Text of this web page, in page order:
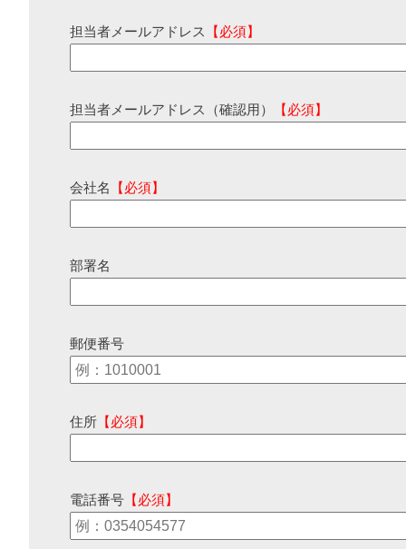
担当者メールアドレス 【必須】
担当者メールアドレス（確認用） 【必須】
会社名 【必須】
部署名
郵便番号
住所 【必須】
電話番号 【必須】